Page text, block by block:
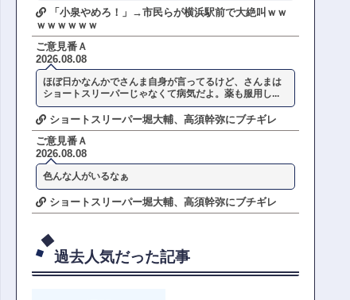
「小泉やめろ！」→市民らが横浜駅前で大絶叫ｗｗ
ｗｗｗｗｗｗ
ご意見番Ａ
2026.08.08
ほぼ日かなんかでさんま自身が言ってるけど、さんまは
ショートスリーパーじゃなくて病気だよ。薬も服用し...
ショートスリーパー堀大輔、高須幹弥にブチギレ
ご意見番Ａ
2026.08.08
色んな人がいるなぁ
ショートスリーパー堀大輔、高須幹弥にブチギレ
過去人気だった記事